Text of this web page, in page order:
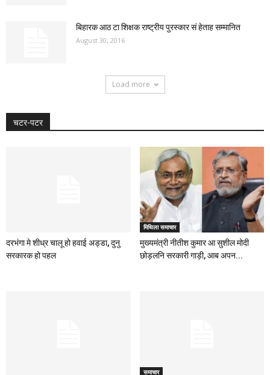
बिहारक आठ टा शिक्षक राष्ट्रीय पुरस्कार सं हेताह सम्मानित
August 30, 2016
Load more
चटर-पटर
दरभंगा मे शीध्र चालू हो हवाई अड्डा, दुनु
सरकारक हो पहल
मिथिला समाचार
मुख्यमंत्री नीतीश कुमार आ सुशील मोदी
छोड़लनि सरकारी गाड़ी, आब अपन...
समाचार